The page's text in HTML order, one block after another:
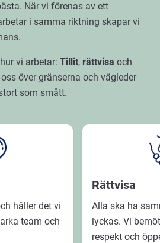
När vi förenas av ett
i samma riktning skapar vi
vi arbetar: Tillit, rättvisa och
över gränserna och vägleder
som smått.
håller det vi
team och
Rättvisa
Alla ska ha
lyckas. Vi
respekt och